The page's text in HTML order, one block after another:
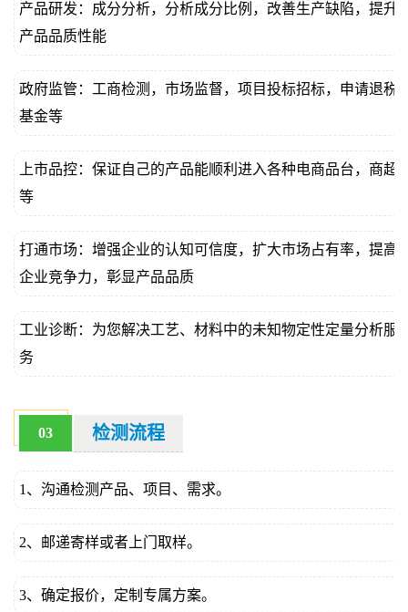
产品研发：成分分析，分析成分比例，改善生产缺陷，提升
产品品质性能
政府监管：工商检测，市场监督，项目投标招标，申请退税
基金等
上市品控：保证自己的产品能顺利进入各种电商品台，商超
等
打通市场：增强企业的认知可信度，扩大市场占有率，提高
企业竞争力，彰显产品品质
工业诊断：为您解决工艺、材料中的未知物定性定量分析服
务
03 检测流程
1、沟通检测产品、项目、需求。
2、邮递寄样或者上门取样。
3、确定报价，定制专属方案。